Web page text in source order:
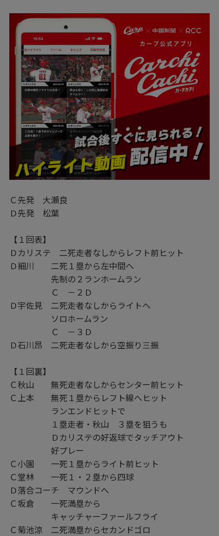
Ｃ先発 大瀬良
Ｄ先発 松葉
【１回表】
Ｄカリステ 二死走者なしからレフト前ヒット
Ｄ細川 二死１塁から左中間へ
先制の２ランホームラン
Ｃ －２Ｄ
Ｄ宇佐見 二死走者なしからライトへ
ソロホームラン
Ｃ －３Ｄ
Ｄ石川昂 二死走者なしから空振り三振
【１回裏】
Ｃ秋山 無死走者なしからセンター前ヒット
Ｃ上本 無死１塁からレフト線へヒット
ランエンドヒットで
１塁走者・秋山 ３塁を狙うも
Ｄカリステの好返球でタッチアウト
好プレー
Ｃ小園 一死１塁からライト前ヒット
Ｃ堂林 一死１・２塁から四球
Ｄ落合コーチ マウンドへ
Ｃ坂倉 一死満塁から
キャッチャーファールフライ
Ｃ菊池涼 二死満塁からセカンドゴロ